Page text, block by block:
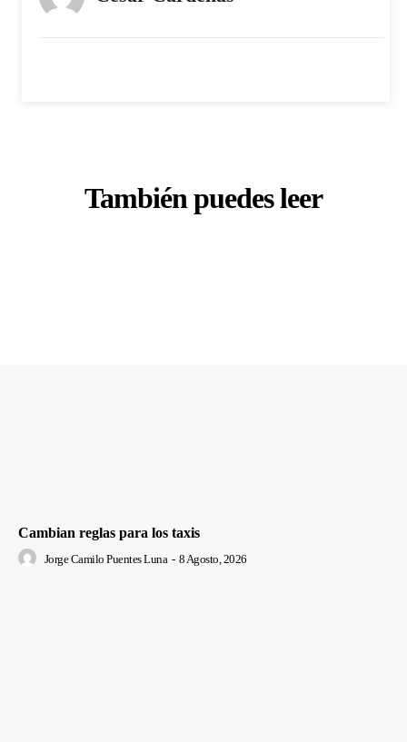
También puedes leer
Cambian reglas para los taxis
Jorge Camilo Puentes Luna - 8 Agosto, 2026